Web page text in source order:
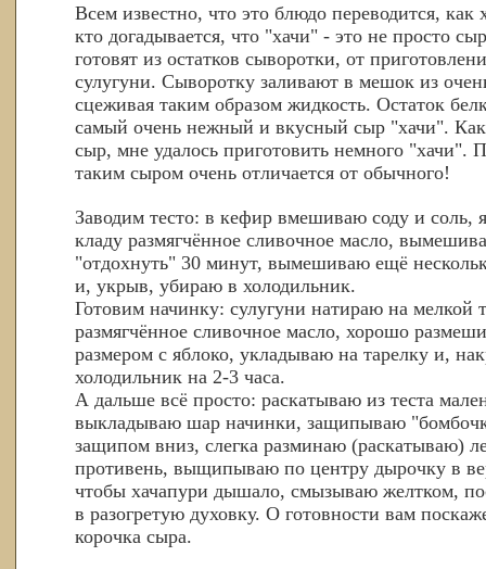
Всем известно, что это блюдо переводится,
кто догадывается, что "хачи" - это не просто
готовят из остатков сыворотки, от
сулугуни. Сыворотку заливают в мешок из
сцеживая таким образом жидкость. Остаток
самый очень нежный и вкусный сыр "хачи".
сыр, мне удалось приготовить немного "хачи".
таким сыром очень отличается от обычного!
Заводим тесто: в кефир вмешиваю соду и соль,
кладу размягчённое сливочное масло,
"отдохнуть" 30 минут, вымешиваю ещё
и, укрыв, убираю в холодильник.
Готовим начинку: сулугуни натираю на мелкой
размягчённое сливочное масло, хорошо
размером с яблоко, укладываю на тарелку и,
холодильник на 2-3 часа.
А дальше всё просто: раскатываю из теста
выкладываю шар начинки, защипываю
защипом вниз, слегка разминаю (раскатываю)
противень, выщипываю по центру дырочку в
чтобы хачапури дышало, смызываю желтком,
в разогретую духовку. О готовности вам
корочка сыра.